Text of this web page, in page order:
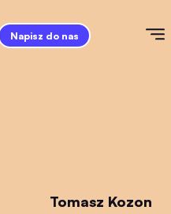
Napisz do nas
Tomasz Kozon